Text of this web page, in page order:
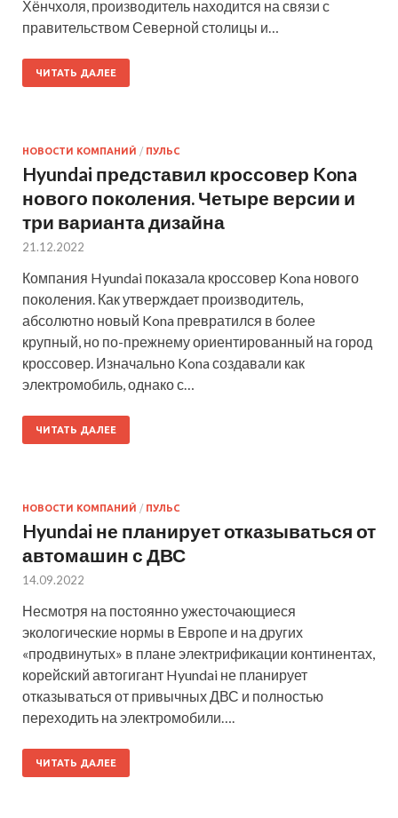
Хёнчхоля, производитель находится на связи с
правительством Северной столицы и…
ЧИТАТЬ ДАЛЕЕ
НОВОСТИ КОМПАНИЙ / ПУЛЬС
Hyundai представил кроссовер Kona
нового поколения. Четыре версии и
три варианта дизайна
21.12.2022
Компания Hyundai показала кроссовер Kona нового
поколения. Как утверждает производитель,
абсолютно новый Kona превратился в более
крупный, но по-прежнему ориентированный на город
кроссовер. Изначально Kona создавали как
электромобиль, однако с…
ЧИТАТЬ ДАЛЕЕ
НОВОСТИ КОМПАНИЙ / ПУЛЬС
Hyundai не планирует отказываться от
автомашин с ДВС
14.09.2022
Несмотря на постоянно ужесточающиеся
экологические нормы в Европе и на других
«продвинутых» в плане электрификации континентах,
корейский автогигант Hyundai не планирует
отказываться от привычных ДВС и полностью
переходить на электромобили….
ЧИТАТЬ ДАЛЕЕ